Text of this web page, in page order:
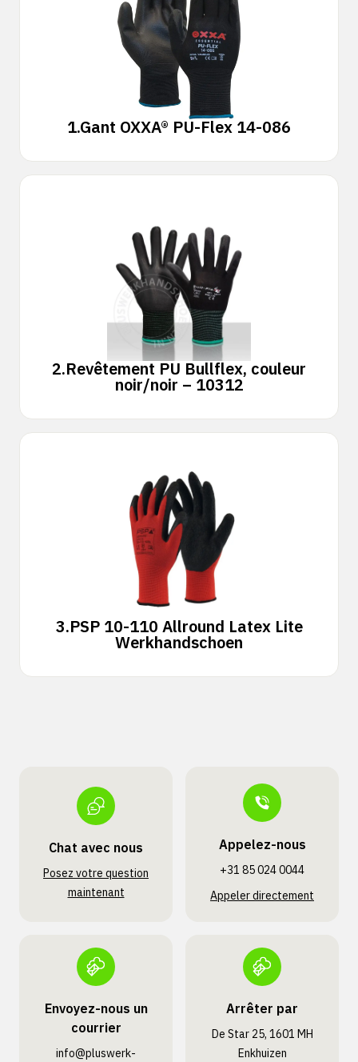
1.Gant OXXA® PU-Flex 14-086
2.Revêtement PU Bullflex, couleur
noir/noir – 10312
3.PSP 10-110 Allround Latex Lite
Werkhandschoen
Chat avec nous
Posez votre question
maintenant
Appelez-nous
+31 85 024 0044
Appeler directement
Envoyez-nous un
courrier
info@pluswerk­
Arrêter par
De Star 25, 1601 MH
Enkhuizen